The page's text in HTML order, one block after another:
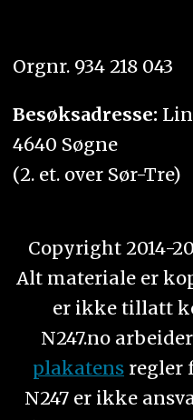
Orgnr. 934 218 043
Besøksadresse:
4640 Søgne
(2. et. over Sør-Tre)
Copyright 2014-
Alt materiale er
er ikke tillatt
N247.no
plakatens regler
N247 er ikke